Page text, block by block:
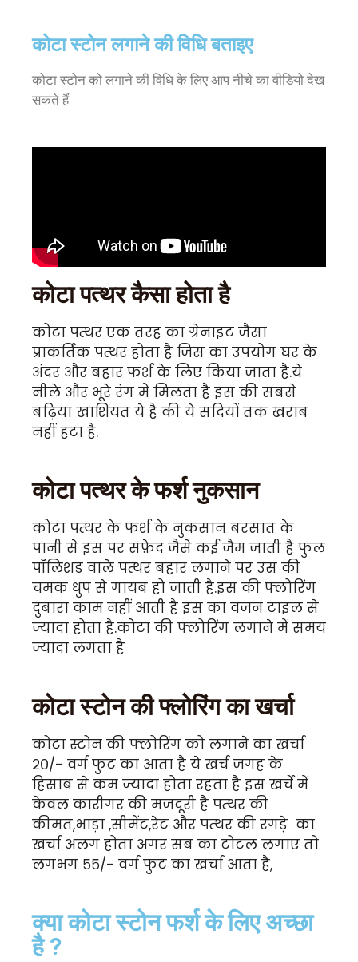
कोटा स्टोन लगाने की विधि बताइए
कोटा स्टोन को लगाने की विधि के लिए आप नीचे का वीडियो देख
सकते हैं
कोटा पत्थर कैसा होता है
कोटा पत्थर एक तरह का ग्रेनाइट जैसा
प्राकर्तिक पत्थर होता है जिस का उपयोग घर के
अंदर और बहार फर्श के लिए किया जाता है.ये
नीले और भूरे रंग में मिलता है इस की सबसे
बढ़िया खाशियत ये है की ये सदियों तक ख़राब
नहीं हटा है.
कोटा पत्थर के फर्श नुकसान
कोटा पत्थर के फर्श के नुकसान बरसात के
पानी से इस पर सफ़ेद जैसे कई जैम जाती है फुल
पॉलिशड वाले पत्थर बहार लगाने पर उस की
चमक धुप से गायब हो जाती है.इस की फ्लोरिंग
दुबारा काम नहीं आती है इस का वजन टाइल से
ज्यादा होता है.कोटा की फ्लोरिंग लगाने में समय
ज्यादा लगता है
कोटा स्टोन की फ्लोरिंग का खर्चा
कोटा स्टोन की फ्लोरिंग को लगाने का खर्चा
२०/- वर्ग फुट का आता है ये खर्च जगह के
हिसाब से कम ज्यादा होता रहता है इस खर्चे में
केवल कारीगर की मजदूरी है पत्थर की
कीमत,भाड़ा ,सीमेंट,रेट और पत्थर की रगड़े का
खर्चा अलग होता अगर सब का टोटल लगाए तो
लगभग ५५/- वर्ग फुट का खर्चा आता है,
क्या कोटा स्टोन फर्श के लिए अच्छा
है ?